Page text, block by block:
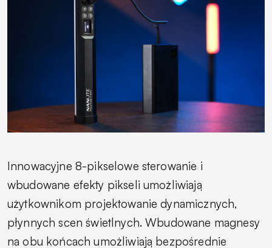
Innowacyjne 8-pikselowe sterowanie i
wbudowane efekty pikseli umożliwiają
użytkownikom projektowanie dynamicznych,
płynnych scen świetlnych. Wbudowane magnesy
na obu końcach umożliwiają bezpośrednie